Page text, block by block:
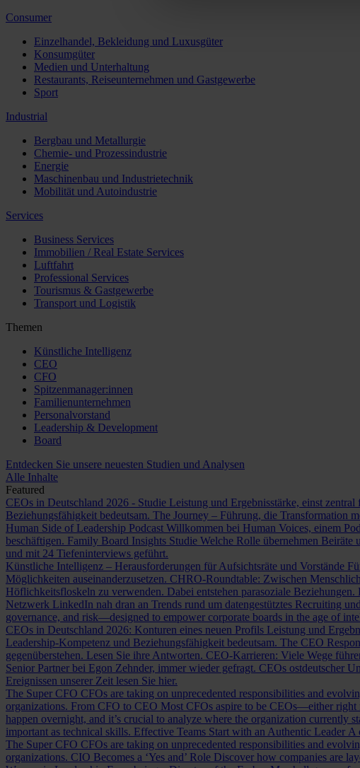
Consumer
Einzelhandel, Bekleidung und Luxusgüter
Konsumgüter
Medien und Unterhaltung
Restaurants, Reiseunternehmen und Gastgewerbe
Sport
Industrial
Bergbau und Metallurgie
Chemie- und Prozessindustrie
Energie
Maschinenbau und Industrietechnik
Mobilität und Autoindustrie
Services
Business Services
Immobilien / Real Estate Services
Luftfahrt
Professional Services
Tourismus & Gastgewerbe
Transport und Logistik
Themen
Künstliche Intelligenz
CEO
CFO
Spitzenmanager:innen
Familienunternehmen
Personalvorstand
Leadership & Development
Board
Entdecken Sie unsere neuesten Studien und Analysen
Alle Inhalte
Featured
CEOs in Deutschland 2026 - Studie Leistung und Ergebnisstärke, einst
Beziehungsfähigkeit bedeutsam. The Journey – Führung, die Transformation
Human Side of Leadership Podcast Willkommen bei Human Voices, einem
beschäftigen. Family Board Insights Studie Welche Rolle übernehmen Beiräte
und mit 24 Tiefeninterviews geführt.
Künstliche Intelligenz – Herausforderungen für Aufsichtsräte und Vorstände
Möglichkeiten auseinanderzusetzen. CHRO-Roundtable: Zwischen
Höflichkeitsfloskeln zu verwenden. Dabei entstehen parasoziale Beziehungen.
Netzwerk LinkedIn nah dran an Trends rund um datengestütztes Recruiting
governance, and risk—designed to empower corporate boards in the age of
CEOs in Deutschland 2026: Konturen eines neuen Profils Leistung und
Leadership-Kompetenz und Beziehungsfähigkeit bedeutsam. The CEO
gegenüberstehen. Lesen Sie ihre Antworten. CEO-Karrieren: Viele Wege
Senior Partner bei Egon Zehnder, immer wieder gefragt. CEOs ostdeutscher
Ereignissen unserer Zeit lesen Sie hier.
The Super CFO CFOs are taking on unprecedented responsibilities and
organizations. From CFO to CEO Most CFOs aspire to be CEOs—either right
happen overnight, and it’s crucial to analyze where the organization
important as technical skills. Effective Teams Start with an Authentic Leader A
The Super CFO CFOs are taking on unprecedented responsibilities and
organizations. CIO Becomes a ‘Yes and’ Role Discover how companies are